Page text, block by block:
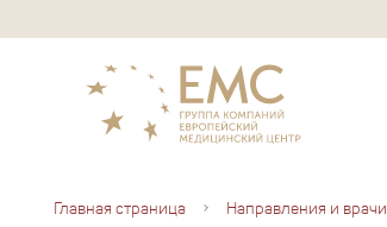
Главная страница Направления и врачи